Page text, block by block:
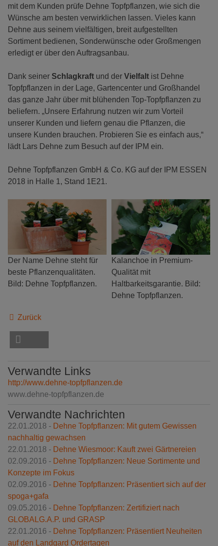
mit dem Kunden prüfe Dehne Topfpflanzen, wie sich die
Wünsche am besten verwirklichen lassen. Vieles kann
Dehne aus seinem vielfältigen, breit aufgestellten
Sortiment bedienen, Sonderwünsche oder Großmengen
erledigt er über den Auftragsanbau.
Dank seiner Schlagkraft und der Vielfalt ist Dehne
Topfpflanzen in der Lage, Gartencenter und Großhandel
das ganze Jahr über mit blühenden Top-Topfpflanzen zu
beliefern. „Unsere Erfahrung nutzen wir zum Vorteil
unserer Kunden und liefern genau die Pflanzen, die
unsere Kunden brauchen. Probieren Sie es einfach aus,“
lädt Lars Dehne zum Besuch auf der IPM ein.
Dehne Topfpflanzen GmbH & Co. KG auf der IPM ESSEN
2018 in Halle 1, Stand 1E21.
Der Name Dehne steht für
beste Pflanzenqualitäten.
Bild: Dehne Topfpflanzen.
Kalanchoe in Premium-
Qualität mit
Haltbarkeitsgarantie. Bild:
Dehne Topfpflanzen.
Zurück
Verwandte Links
http://www.dehne-topfpflanzen.de
www.dehne-topfpflanzen.de
Verwandte Nachrichten
22.01.2018 - Dehne Topfpflanzen: Mit gutem Gewissen
nachhaltig gewachsen
22.01.2018 - Dehne Wiesmoor: Kauft zwei Gärtnereien
02.09.2016 - Dehne Topfpflanzen: Neue Sortimente und
Konzepte im Fokus
02.09.2016 - Dehne Topfpflanzen: Präsentiert sich auf der
spoga+gafa
09.05.2016 - Dehne Topfpflanzen: Zertifiziert nach
GLOBALG.A.P. und GRASP
22.01.2016 - Dehne Topfpflanzen: Präsentiert Neuheiten
auf den Landgard Ordertagen